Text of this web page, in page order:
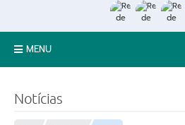
MENU
Notícias